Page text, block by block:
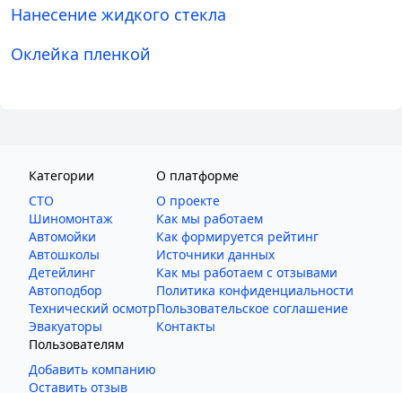
Нанесение жидкого стекла
Оклейка пленкой
Категории
СТО
Шиномонтаж
Автомойки
Автошколы
Детейлинг
Автоподбор
Технический осмотр
Эвакуаторы
О платформе
О проекте
Как мы работаем
Как формируется рейтинг
Источники данных
Как мы работаем с отзывами
Политика конфиденциальности
Пользовательское соглашение
Контакты
Пользователям
Добавить компанию
Оставить отзыв